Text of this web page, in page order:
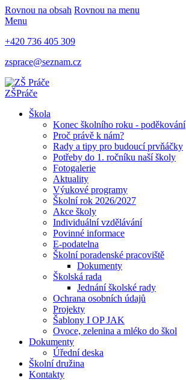
Rovnou na obsah Rovnou na menu
Menu
+420 736 405 309
zsprace@seznam.cz
ZŠPráče
Škola
Konec školního roku - poděkování
Proč právě k nám?
Rady a tipy pro budoucí prvňáčky
Potřeby do 1. ročníku naší školy
Fotogalerie
Aktuality
Výukové programy
Školní rok 2026/2027
Akce školy
Individuální vzdělávání
Povinné informace
E-podatelna
Školní poradenské pracoviště
Dokumenty
Školská rada
Jednání školské rady
Ochrana osobních údajů
Projekty
Šablony I OP JAK
Ovoce, zelenina a mléko do škol
Dokumenty
Úřední deska
Školní družina
Kontakty